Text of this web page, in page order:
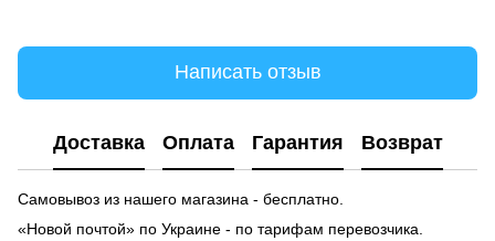
Написать отзыв
Доставка Оплата Гарантия Возврат
Самовывоз из нашего магазина - бесплатно.
«Новой почтой» по Украине - по тарифам перевозчика.